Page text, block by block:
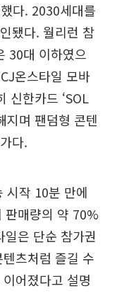
다. 2030세대를
됐다. 월리런 참
30대 이하였으
온스타일 모바
신한카드 ‘SOL
지며 팬덤형 콘텐
다.
시작 10분 만에
판매량의 약 70%
은 단순 참가권
츠처럼 즐길 수
어졌다고 설명